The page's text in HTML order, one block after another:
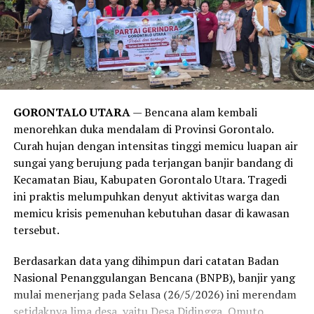
Harvard Health Publishing. Laporan tersebut
menegaskan bahwa obsesi manusia modern untuk mandi
setiap hari lebih didorong oleh norma sosial, kebiasaan,
serta strategi pemasaran industri sabun kecantikan,
alih-alih kebutuhan medis yang sesungguhnya. Sistem
kotoran dan bakteri dalam jumlah wajar untuk
merangsang antibodi agar tetap kuat.
Meski demikian, anjuran untuk mandi 2-3 kali seminggu
ini memiliki pengecualian. Melansir data tambahan dari
Healthline , mereka yang rutin melakukan olahraga
berat, bekerja di luar ruangan yang bersinggungan
langsung dengan kotoran, atau memiliki kondisi medis
setiap hari.
Bagi Anda yang aktivitasnya lebih banyak dihabiskan di
GORONTALO UTARA— Bencana alam kembali
menorehkan duka mendalam di Provinsi Gorontalo.
Curah hujan dengan intensitas tinggi memicu luapan air
sungai yang berujung pada terjangan banjir bandang di
Kecamatan Biau, Kabupaten Gorontalo Utara. Tragedi
ini praktis melumpuhkan denyut aktivitas warga dan
memicu krisis pemenuhan kebutuhan dasar di kawasan
tersebut.
Berdasarkan data yang dihimpun dari catatan Badan
Nasional Penanggulangan Bencana (BNPB), banjir yang
mulai menerjang pada Selasa (26/5/2026) ini merendam
setidaknya lima desa, yaitu Desa Didingga, Omuto,